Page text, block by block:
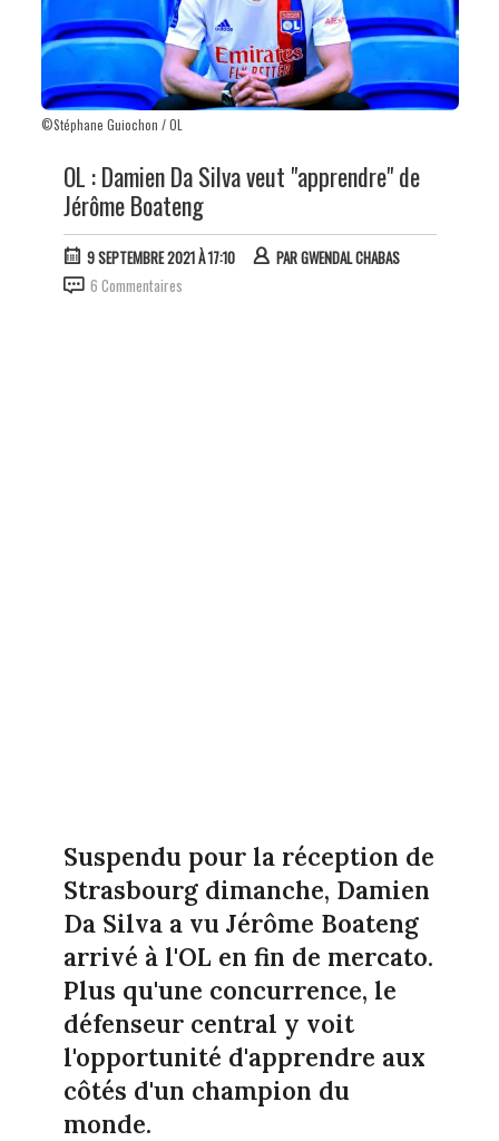
©Stéphane Guiochon / OL
OL : Damien Da Silva veut "apprendre" de
Jérôme Boateng
9 SEPTEMBRE 2021 À 17:10 PARGWENDAL CHABAS
6 Commentaires
Suspendu pour la réception de
Strasbourg dimanche, Damien
Da Silva a vu Jérôme Boateng
arrivé à l'OL en fin de mercato.
Plus qu'une concurrence, le
défenseur central y voit
l'opportunité d'apprendre aux
côtés d'un champion du
monde.